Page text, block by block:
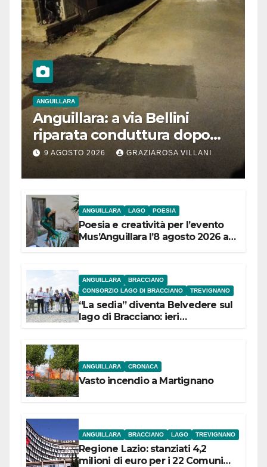
ANGUILLARA
Anguillara: a via Bellini
riparata conduttura dopo
segnalazione IdD
9 AGOSTO 2026 GRAZIAROSA VILLANI
ANGUILLARA LAGO POESIA
Poesia e creatività per l’evento
Mus’Anguillara l’8 agosto 2026 al
ANGUILLARA
BRACCIANO
CONSORZIO LAGO DI BRACCIANO
TREVIGNANO
“La sedia” diventa Belvedere sul
lago di Bracciano: ieri
ANGUILLARA CRONACA
Vasto incendio a Martignano
ANGUILLARA BRACCIANO LAGO TREVIGNANO
Regione Lazio: stanziati 4,2
milioni di euro per i 22 Comuni